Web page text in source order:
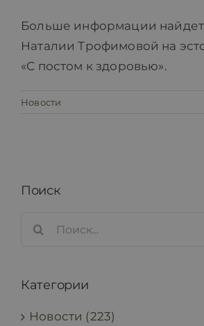
Больше информации
Наталии Трофимовой на
«С постом к здоровью».
Новости
Поиск
Search
Категории
Новости (223)